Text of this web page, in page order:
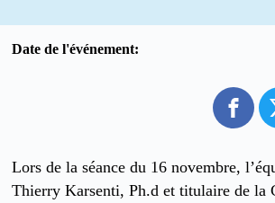
Date de l'événement:
Lors de la séance du 16 novembre,
Thierry Karsenti, Ph.d et titulaire de la